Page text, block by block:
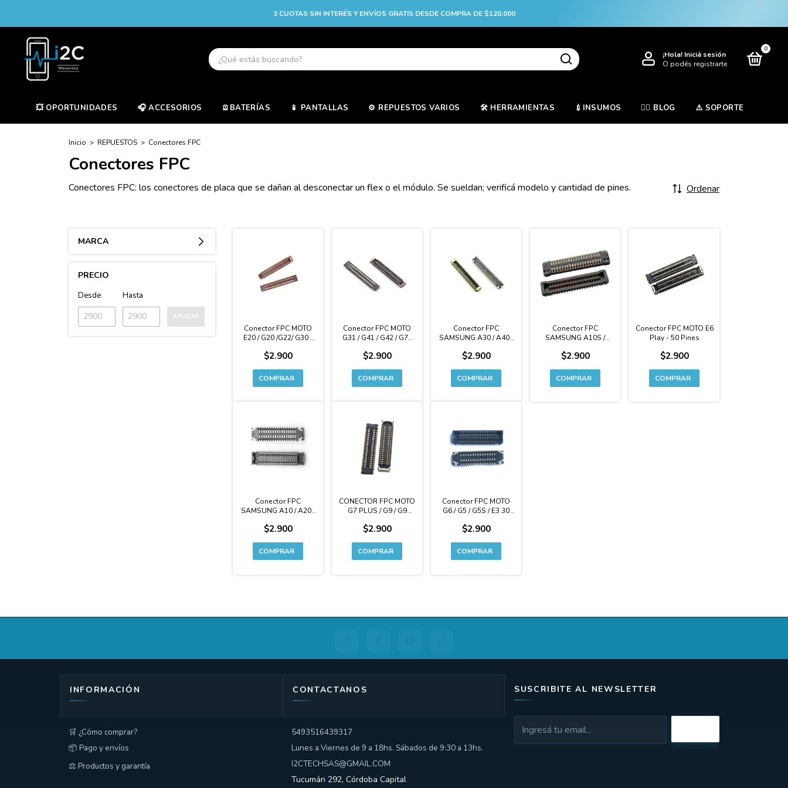
3 CUOTAS SIN INTERÉS Y ENVÍOS GRATIS DESDE COMPRA DE $120.000
¡Hola! Iniciá sesión
O podés registrarte
0
💥 OPORTUNIDADES 🎧 ACCESORIOS 🪫BATERÍAS 📱 PANTALLAS ⚙️ REPUESTOS VARIOS 🛠️ HERRAMIENTAS 💉INSUMOS ✍🏻 BLOG ⚠️ SOPORTE
Inicio > REPUESTOS > Conectores FPC
Conectores FPC
Conectores FPC: los conectores de placa que se dañan al desconectar un flex o el módulo. Se sueldan; verificá modelo y cantidad de pines. Ordenar
MARCA
PRECIO
Desde Hasta
APLICAR
Conector FPC MOTO
E20 / G20 /G22/ G30 -
$2.900
Conector FPC MOTO
G31 / G41 / G42 / G71
$2.900
Conector FPC
SAMSUNG A30 / A40 /
$2.900
Conector FPC
SAMSUNG A10S /
$2.900
Conector FPC MOTO E6
Play - 50 Pines
$2.900
Conector FPC
SAMSUNG A10 / A20 /
$2.900
CONECTOR FPC MOTO
G7 PLUS / G9 / G9
E7 PLUS
$2.900
Conector FPC MOTO
G6 / G5 / G5S / E3 30
$2.900
INFORMACIÓN
🛒 ¿Cómo comprar?
📦 Pago y envíos
⚖️ Productos y garantía
CONTACTANOS
5493516439317
Lunes a Viernes de 9 a 18hs. Sábados de 9:30 a 13hs.
I2CTECHSAS@GMAIL.COM
Tucumán 292, Córdoba Capital
SUSCRIBITE AL NEWSLETTER